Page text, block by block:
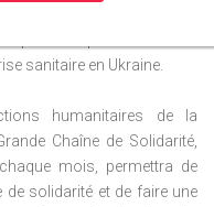
sanitaire en Ukraine.
humanitaires de la
Chaîne de Solidarité,
mois, permettra de
de solidarité et de faire une